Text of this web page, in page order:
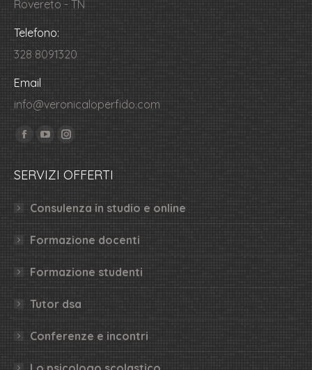
Rovereto - TN
Telefono:
328 8091320
Email
info@veronicaloperfido.com
Ci puoi trovare su:
Facebook
opens
new
window
YouTube
opens
new
window
Instagram
opens
new
window
SERVIZI OFFERTI
Consulenza in studio e online
Formazione docenti
Formazione studenti
Tutor dsa
Conferenze e incontri